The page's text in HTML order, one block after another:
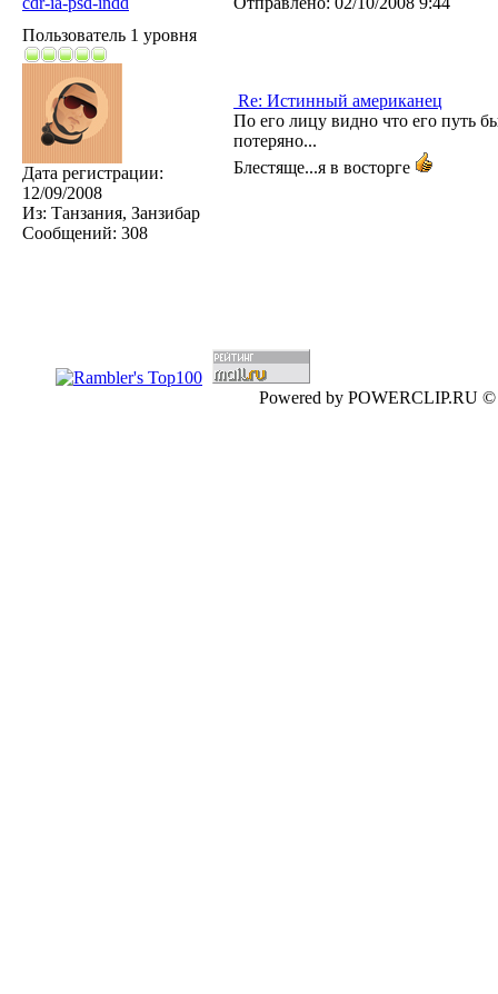
Пользователь 1 уровня
Дата регистрации:
12/09/2008
Из: Танзания, Занзибар
Сообщений: 308
Re: Истинный американец
По его лицу видно что его путь
потеряно...
Блестяще...я в восторге
Powered by POWERCLIP.RU